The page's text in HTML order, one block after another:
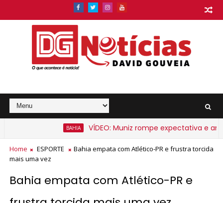
VÍDEO: Muniz rompe expectativa e
a partir de segunda-feira
Home ESPORTE
Bahia empata com Atlético-PR e frustra torcida
mais uma vez
Bahia empata com Atlético-PR e